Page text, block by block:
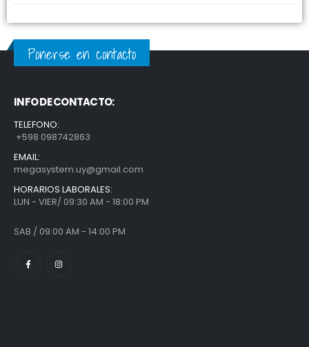
Ponerse en contacto
INFO DE CONTACTO:
TELEFONO:
+598 098742863
EMAIL:
megasystem.uy@gmail.com
HORARIOS LABORALES:
LUN - VIER/ 09:30 AM - 18:00 PM
SAB / 09:00 AM - 14:00 PM